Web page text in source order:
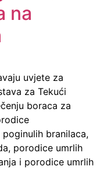
na
uvjete za
za Tekući
boraca za
branilaca,
porodice umrlih
i porodice umrlih